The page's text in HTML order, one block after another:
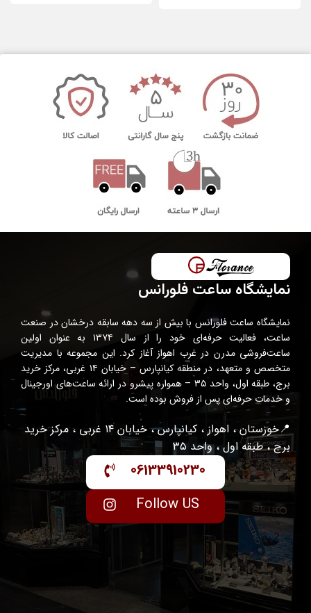
نمایشگاه ساعت فلورانس
نمایشگاه ساعت فلورانس با بیش از سه دهه سابقه درخشان در صنعت
ساعت، فعالیت حرفه‌ای خود را از سال ۱۳۷۴ به عنوان اولین
ساعت‌فروشی مدرن در غرب اهواز آغاز کرد. این مجموعه با مدیریت
متخصص و متعهد، در منطقه کیانپارس – خیابان ۱۴ غربی، مرکز خرید
برج، طبقه اول، واحد ۳۵ – همواره پیشرو در ارائه ساعت‌های اورجینال
و خدمات حرفه‌ای پس از فروش بوده است.
📍خوزستان ، اهواز ، کیانپارس ، خیابان ۱۴ غربی ، مرکز خرید
برج ، طبقه اول ، واحد ۳۵
06133910230
Follow US